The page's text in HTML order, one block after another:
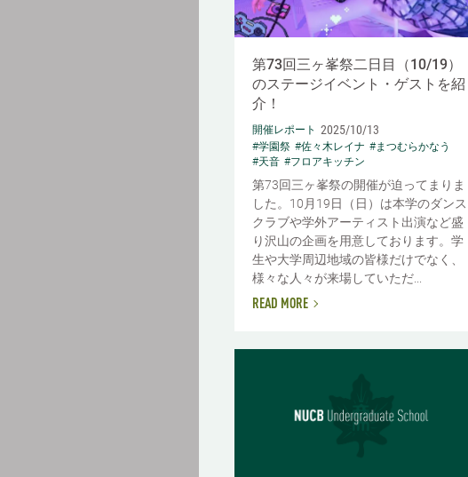
第73回三ヶ峯祭二日目（10/19）
のステージイベント・ゲストを紹
介！
開催レポート 2025/10/13
#学園祭 #佐々木レイナ #まつむらかなう
#天音 #フロアキッチン
第73回三ヶ峯祭の開催が迫ってまりま
した。10月19日（日）は本学のダンス
クラブや学外アーティスト出演など盛
り沢山の企画を用意しております。学
生や大学周辺地域の皆様だけでなく、
様々な人々が来場していただ...
READ MORE